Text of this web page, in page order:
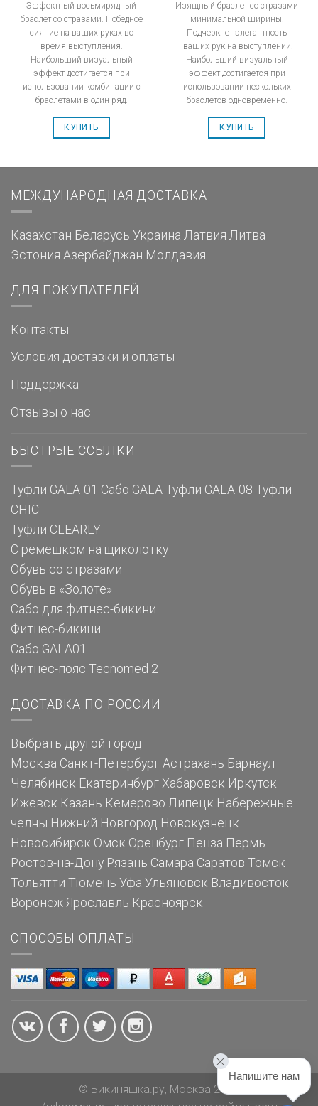
Эффектный восьмирядный
браслет со стразами. Победное
сияние на ваших руках во
время выступления.
Наибольший визуальный
эффект достигается при
использовании комбинации с
браслетами в один ряд.
КУПИТЬ
Изящный браслет со стразами
минимальной ширины.
Подчеркнет элегантность
ваших рук на выступлении.
Наибольший визуальный
эффект достигается при
использовании нескольких
браслетов одновременно.
КУПИТЬ
МЕЖДУНАРОДНАЯ ДОСТАВКА
Казахстан Беларусь Украина Латвия Литва
Эстония Азербайджан Молдавия
ДЛЯ ПОКУПАТЕЛЕЙ
Контакты
Условия доставки и оплаты
Поддержка
Отзывы о нас
БЫСТРЫЕ ССЫЛКИ
Туфли GALA-01 Сабо GALA Туфли GALA-08 Туфли
CHIC
Туфли CLEARLY
С ремешком на щиколотку
Обувь со стразами
Обувь в «Золоте»
Сабо для фитнес-бикини
Фитнес-бикини
Сабо GALA01
Фитнес-пояс Tecnomed 2
ДОСТАВКА ПО РОССИИ
Выбрать другой город
Москва Санкт-Петербург Астрахань Барнаул
Челябинск Екатеринбург Хабаровск Иркутск
Ижевск Казань Кемерово Липецк Набережные
челны Нижний Новгород Новокузнецк
Новосибирск Омск Оренбург Пенза Пермь
Ростов-на-Дону Рязань Самара Саратов Томск
Тольятти Тюмень Уфа Ульяновск Владивосток
Воронеж Ярославль Красноярск
СПОСОБЫ ОПЛАТЫ
© Бикиняшка.ру, Москва 2026
Напишите нам